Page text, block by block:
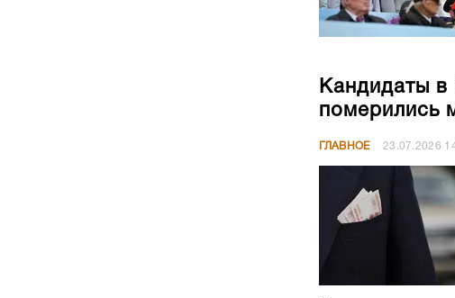
Кандидаты в
померились
ГЛАВНОЕ 23.07.2026